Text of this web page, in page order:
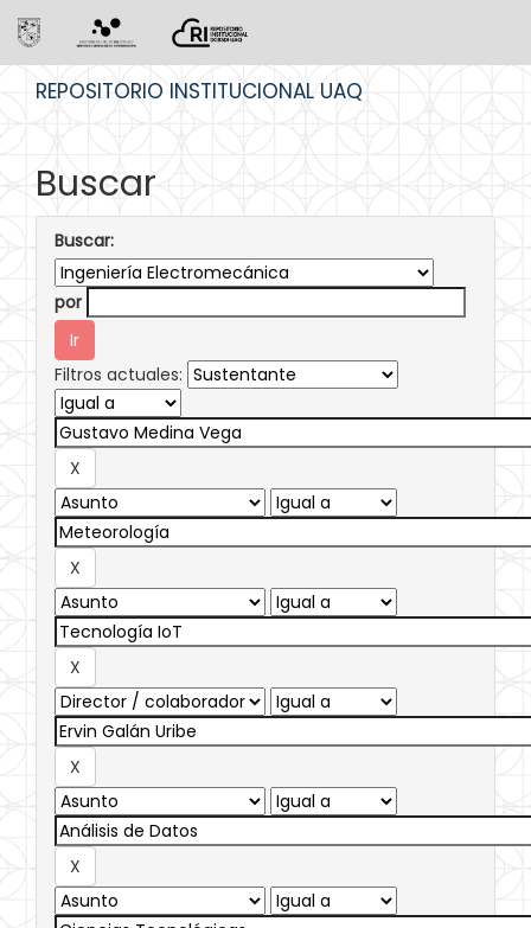
REPOSITORIO INSTITUCIONAL UAQ
Buscar
Buscar:
por
Filtros actuales: